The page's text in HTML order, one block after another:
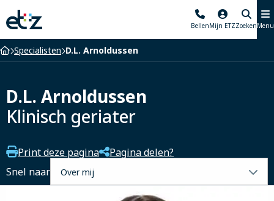
Elisabeth-
TweeSteden
Ziekenhuis
BellenMijn ETZZoekenMenu
Home
Specialisten D.L. Arnoldussen
D.L. Arnoldussen
Klinisch geriater
Print deze pagina
Pagina delen?
Snel naar